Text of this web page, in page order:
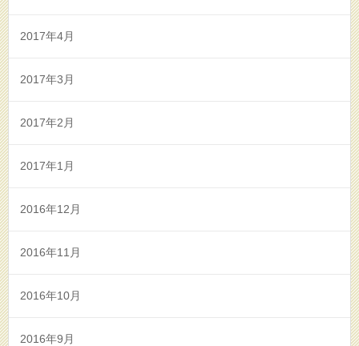
2017年4月
2017年3月
2017年2月
2017年1月
2016年12月
2016年11月
2016年10月
2016年9月